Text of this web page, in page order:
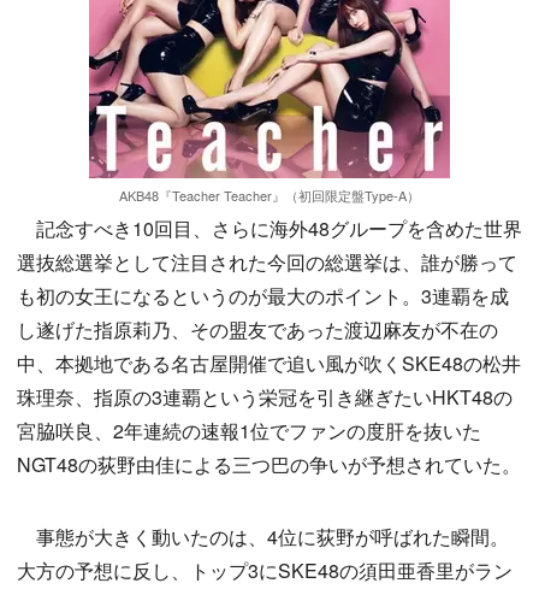
AKB48『Teacher Teacher』（初回限定盤Type-A）
記念すべき10回目、さらに海外48グループを含めた世界
選抜総選挙として注目された今回の総選挙は、誰が勝って
も初の女王になるというのが最大のポイント。3連覇を成
し遂げた指原莉乃、その盟友であった渡辺麻友が不在の
中、本拠地である名古屋開催で追い風が吹くSKE48の松井
珠理奈、指原の3連覇という栄冠を引き継ぎたいHKT48の
宮脇咲良、2年連続の速報1位でファンの度肝を抜いた
NGT48の荻野由佳による三つ巴の争いが予想されていた。
事態が大きく動いたのは、4位に荻野が呼ばれた瞬間。
大方の予想に反し、トップ3にSKE48の須田亜香里がラン